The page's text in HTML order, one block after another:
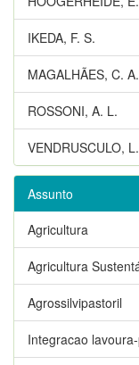
IKEDA, F. S.
MAGALHÃES, C.
ROSSONI, A. L.
VENDRUSCULO,
Assunto
Agricultura
Agricultura
Agrossilvipastoril
Integracao